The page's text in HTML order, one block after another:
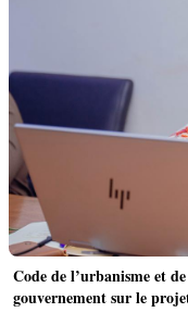
Code de l’urbanisme et
gouvernement sur le